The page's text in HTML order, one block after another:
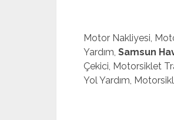
Motor Nakliyesi,
Yardım, Samsun
Çekici, Motorsiklet
Yol Yardım,